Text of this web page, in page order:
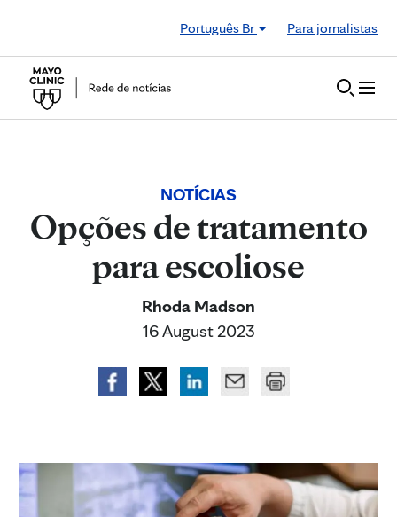
Português Br
Para jornalistas
NOTÍCIAS
Opções de tratamento
para escoliose
Rhoda Madson
16 August 2023